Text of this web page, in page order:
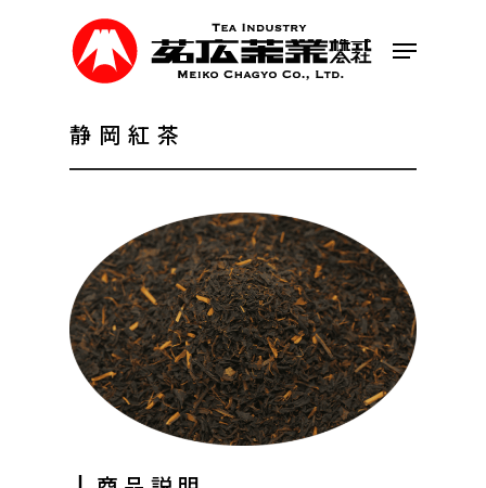
Menu
静岡紅茶